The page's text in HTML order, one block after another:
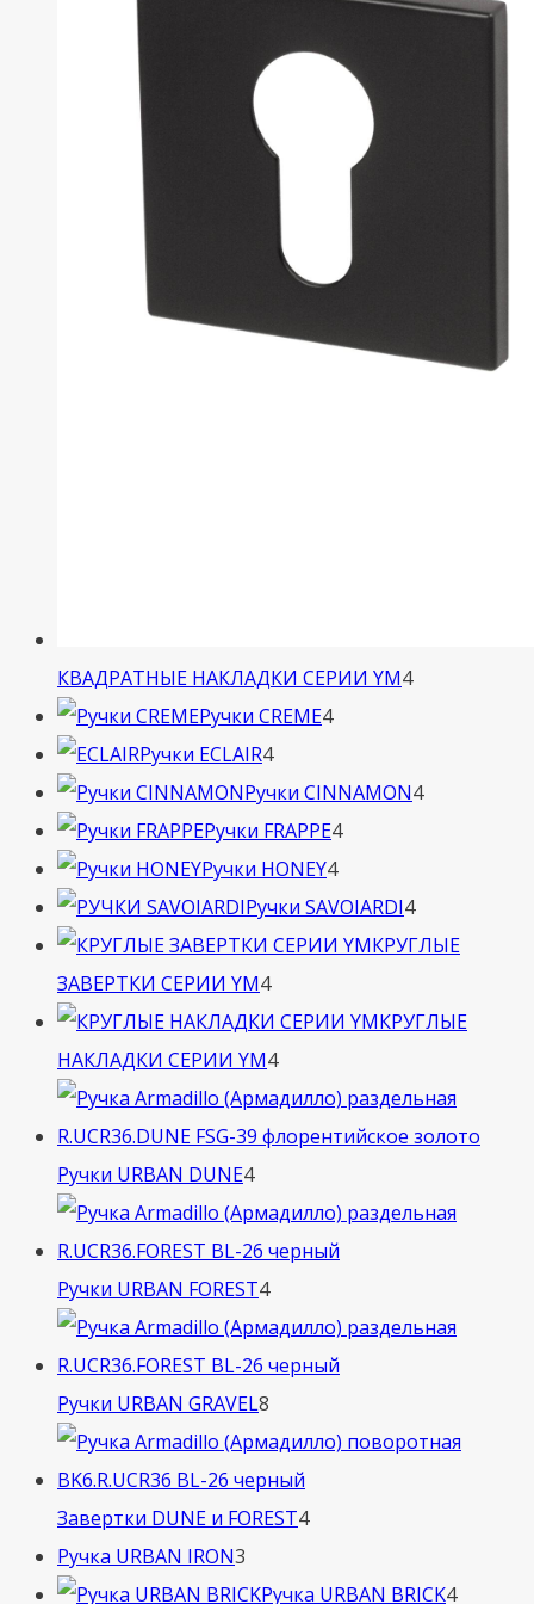
КВАДРАТНЫЕ НАКЛАДКИ СЕРИИ YM44
Ручки CREME44
Ручки ECLAIR44
товара
Ручки CINNAMON44
Ручки FRAPPE44
Ручки HONEY44
товара
Ручки SAVOIARDI44
товара
КРУГЛЫЕ
ЗАВЕРТКИ СЕРИИ YM44
товара
КРУГЛЫЕ
НАКЛАДКИ СЕРИИ YM44
товара
Ручки URBAN DUNE44
товара
Ручки URBAN FOREST44
товара
Ручки URBAN GRAVEL8
товаров
Завертки DUNE и FOREST44
Ручка URBAN IRON3
товара
Ручка URBAN BRICK44